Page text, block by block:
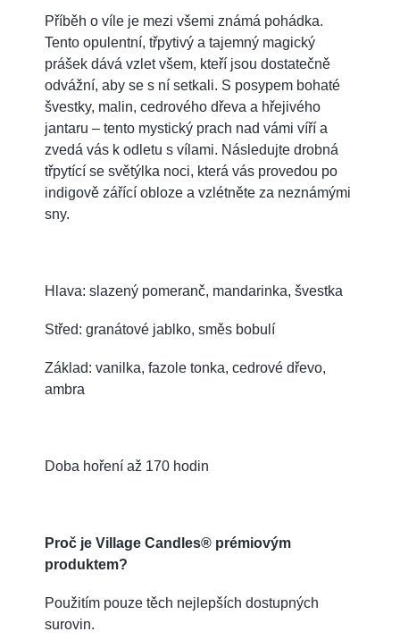
Příběh o víle je mezi všemi známá pohádka.
Tento opulentní, třpytivý a tajemný magický
prášek dává vzlet všem, kteří jsou dostatečně
odvážní, aby se s ní setkali. S posypem bohaté
švestky, malin, cedrového dřeva a hřejivého
jantaru – tento mystický prach nad vámi víří a
zvedá vás k odletu s vílami. Následujte drobná
třpytící se světýlka noci, která vás provedou po
indigově zářící obloze a vzlétněte za neznámými
sny.
Hlava: slazený pomeranč, mandarinka, švestka
Střed: granátové jablko, směs bobulí
Základ: vanilka, fazole tonka, cedrové dřevo,
ambra
Doba hoření až 170 hodin
Proč je Village Candles® prémiovým
produktem?
Použitím pouze těch nejlepších dostupných
surovin.